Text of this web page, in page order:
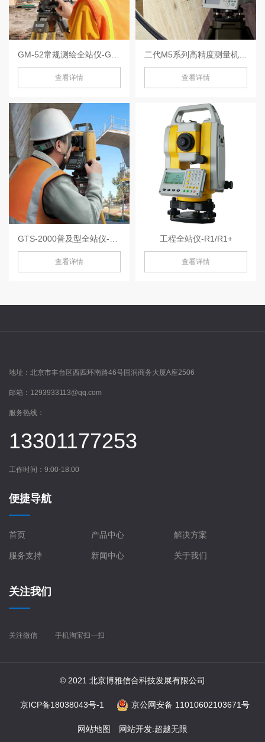
查看详情 查看详情
查看详情
工程全站仪-R1/R1+
查看详情
地址： 北京市丰台区西四环南路46号国润商务大厦A座2506
邮箱： 1293933113@qq.com
服务热线：
13301177253
工作时间：9:00-18:00
便捷导航
首页 产品中心 解决方案
服务支持 新闻中心 关于我们
关注我们
关注微信 手机淘宝扫一扫
© 2021 北京博雅信合科技发展有限公司
京ICP备18038043号-1 京公网安备 11010602103671号
网站地图 网站开发:超越无限